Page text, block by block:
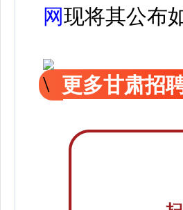
网现将其公布
更多甘肃招